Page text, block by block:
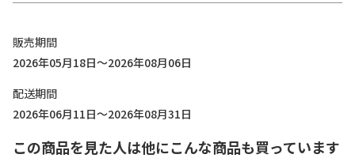
販売期間
2026年05月18日～2026年08月06日
配送期間
2026年06月11日～2026年08月31日
この商品を見た人は他にこんな商品も買っています